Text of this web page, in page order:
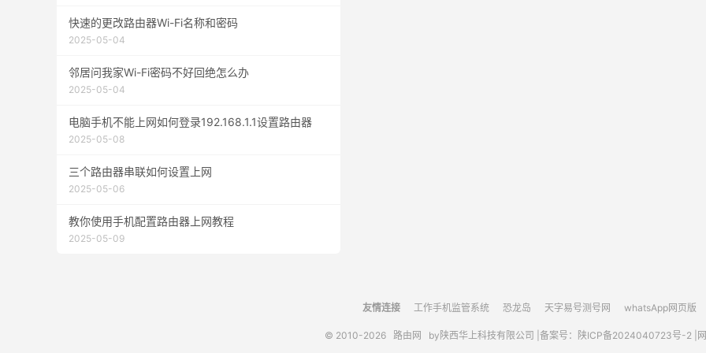
快速的更改路由器Wi-Fi名称和密码
2025-05-04
邻居问我家Wi-Fi密码不好回绝怎么办
2025-05-04
电脑手机不能上网如何登录192.168.1.1设置路由器
2025-05-08
三个路由器串联如何设置上网
2025-05-06
教你使用手机配置路由器上网教程
2025-05-09
友情连接 工作手机监管系统 恐龙岛 天字易号测号网 whatsApp网页版
© 2010-2026 路由网 by陕西华上科技有限公司 | 备案号：陕ICP备2024040723号-2 |